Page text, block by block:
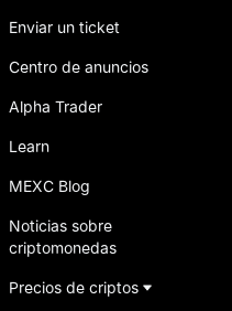
Enviar un ticket
Centro de anuncios
Alpha Trader
Learn
MEXC Blog
Noticias sobre
criptomonedas
Precios de criptos